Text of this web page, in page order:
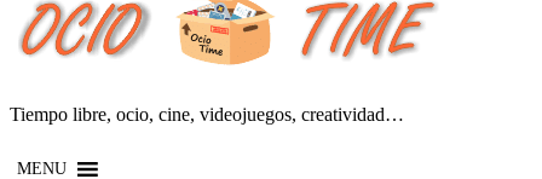
Tiempo libre, ocio, cine, videojuegos, creatividad…
MENU